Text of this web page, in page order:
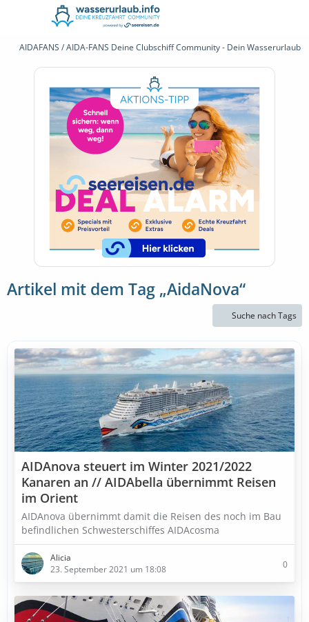
AIDAFANS / AIDA-FANS Deine Clubschiff Community - Dein Wasserurlaub
Artikel mit dem Tag „AidaNova“
Suche nach Tags
AIDAnova steuert im Winter 2021/2022
Kanaren an // AIDAbella übernimmt Reisen
im Orient
AIDAnova übernimmt damit die Reisen des noch im Bau
befindlichen Schwesterschiffes AIDAcosma
Alicia
23. September 2021 um 18:08
0